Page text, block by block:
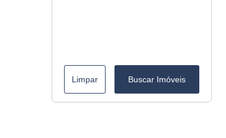
Limpar Buscar Imóveis